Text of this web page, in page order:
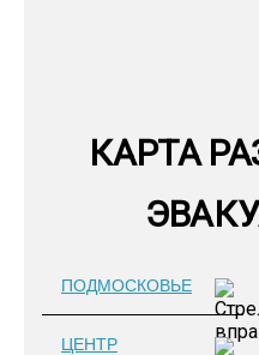
КАРТА
ПОДМОСКОВЬЕ
ЦЕНТР